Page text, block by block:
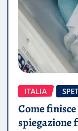
ITALIA
Come
spiegazione